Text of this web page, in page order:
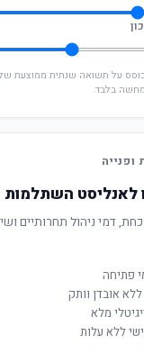
בלבד.
לאנליסט
פתיחה
אובדן וותק
מלא
ללא עלות